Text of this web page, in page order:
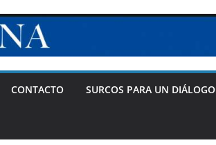
CONTACTO SURCOS PARA UN DIÁLOGO